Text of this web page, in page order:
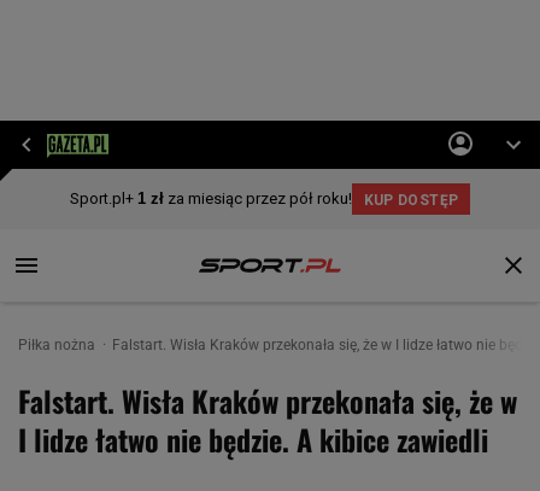
Piłka nożna Falstart. Wisła Kraków przekonała się, że w I lidze łatwo nie
Falstart. Wisła Kraków przekonała się, że w
I lidze łatwo nie będzie. A kibice zawiedli